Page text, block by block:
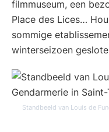
filmmuseum, een
Place des Lices…
sommige
winterseizoen
Standbeeld van Louis de